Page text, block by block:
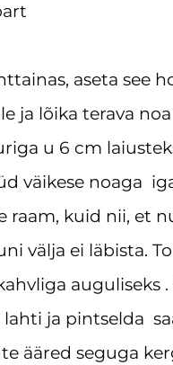
aseta see
ja lõika terava
u 6 cm
väikese noaga
raam, kuid nii, et
välja ei läbista.
auguliseks
lahti ja pintselda
ääred seguga